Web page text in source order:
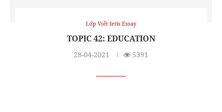
Lớp Viết Ietls Essay
TOPIC 42: EDUCATION
28-04-2021 5391